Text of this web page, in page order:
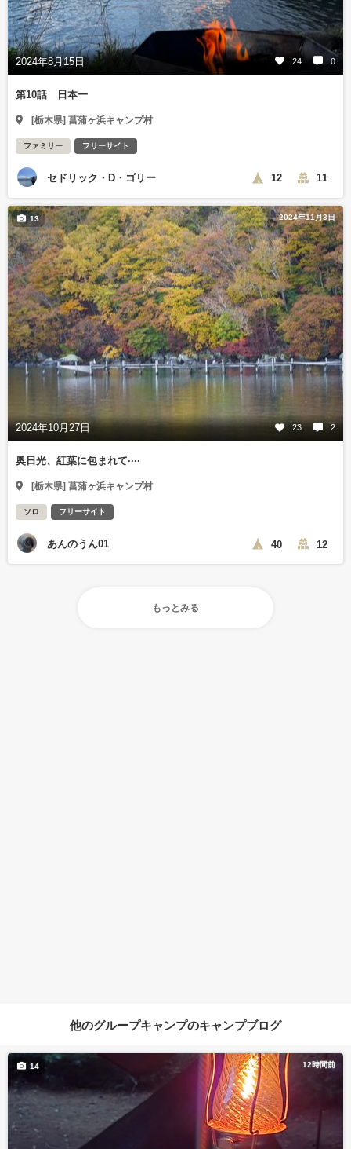
2024年8月15日 24 0
第10話 日本一
[栃木県] 菖蒲ヶ浜キャンプ村
ファミリー フリーサイト
セドリック・D・ゴリー 12 11
2024年11月3日
2024年10月27日 23 2
13
奥日光、紅葉に包まれて····
[栃木県] 菖蒲ヶ浜キャンプ村
ソロ フリーサイト
あんのうん01 40 12
もっとみる
他のグループキャンプのキャンプブログ
12時間前
14